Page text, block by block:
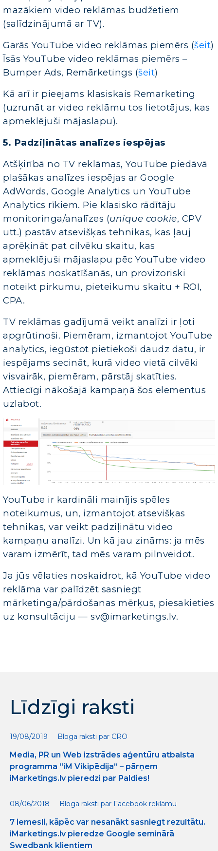
mazākiem video reklāmas budžetiem
(salīdzinājumā ar TV).
Garās YouTube video reklāmas piemērs (šeit)
Īsās YouTube video reklāmas piemērs –
Bumper Ads, Remārketings (šeit)
Kā arī ir pieejams klasiskais Remarketing
(uzrunāt ar video reklāmu tos lietotājus, kas
apmeklējuši mājaslapu).
5. Padziļinātas analīzes iespējas
Atšķirībā no TV reklāmas, YouTube piedāvā
plašākas analīzes iespējas ar Google
AdWords, Google Analytics un YouTube
Analytics rīkiem. Pie klasisko rādītāju
monitoringa/analīzes (unique cookie, CPV
utt.) pastāv atsevišķas tehnikas, kas ļauj
aprēķināt pat cilvēku skaitu, kas
apmeklējuši mājaslapu pēc YouTube video
reklāmas noskatīšanās, un provizoriski
noteikt pirkumu, pieteikumu skaitu + ROI,
CPA.
TV reklāmas gadījumā veikt analīzi ir ļoti
apgrūtinoši. Piemēram, izmantojot YouTube
analytics, iegūstot pietiekoši daudz datu, ir
iespējams secināt, kurā video vietā cilvēki
visvairāk, piemēram, pārstāj skatīties.
Attiecīgi nākošajā kampaņā šos elementus
uzlabot.
YouTube ir kardināli mainījis spēles
noteikumus, un, izmantojot atsevišķas
tehnikas, var veikt padziļinātu video
kampaņu analīzi. Un kā jau zināms: ja mēs
varam izmērīt, tad mēs varam pilnveidot.
Ja jūs vēlaties noskaidrot, kā YouTube video
reklāma var palīdzēt sasniegt
mārketinga/pārdošanas mērķus, piesakieties
uz konsultāciju — sv@imarketings.lv.
Līdzīgi raksti
19/08/2019 Bloga raksti par CRO
Media, PR un Web izstrādes aģentūru atbalsta
programma “iM Vikipēdija” – pārņem
iMarketings.lv pieredzi par Paldies!
08/06/2018 Bloga raksti par Facebook reklāmu
7 iemesli, kāpēc var nesanākt sasniegt rezultātu.
iMarketings.lv pieredze Google seminārā
Swedbank klientiem